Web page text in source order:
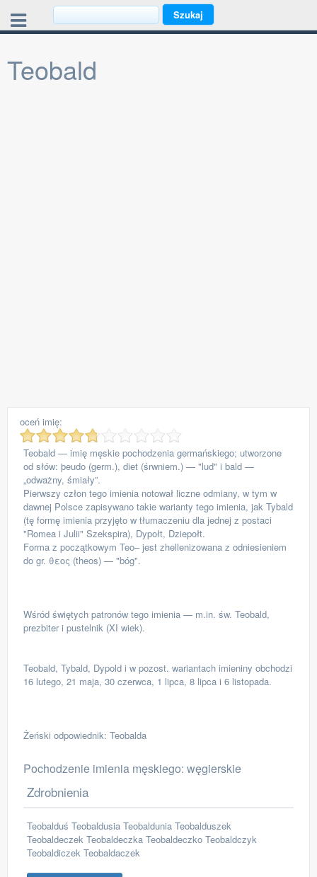
Teobald
oceń imię:
Teobald — imię męskie pochodzenia germańskiego; utworzone
od słów: þeudo (germ.), diet (śrwniem.) — "lud" i bald —
„odważny, śmiały”.
Pierwszy człon tego imienia notował liczne odmiany, w tym w
dawnej Polsce zapisywano takie warianty tego imienia, jak Tybald
(tę formę imienia przyjęto w tłumaczeniu dla jednej z postaci
"Romea i Julii" Szekspira), Dypołt, Dziepołt.
Forma z początkowym Teo– jest zhellenizowana z odniesieniem
do gr. θεος (theos) — "bóg".
Wśród świętych patronów tego imienia — m.in. św. Teobald,
prezbiter i pustelnik (XI wiek).
Teobald, Tybald, Dypold i w pozost. wariantach imieniny obchodzi
16 lutego, 21 maja, 30 czerwca, 1 lipca, 8 lipca i 6 listopada.
Żeński odpowiednik: Teobalda
Pochodzenie imienia męskiego: węgierskie
Zdrobnienia
Teobalduś Teobaldusia Teobaldunia Teobalduszek
Teobaldeczek Teobaldeczka Teobaldeczko Teobaldczyk
Teobaldiczek Teobaldaczek